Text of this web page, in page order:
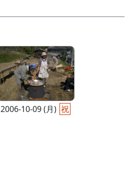
2006-10-09 (月) 祝